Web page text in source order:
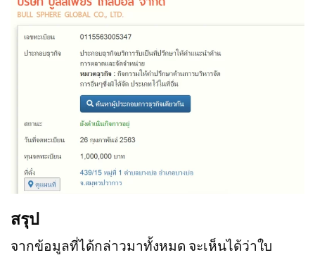
สรุป
จากข้อมูลที่ได้กล่าวมาทั้งหมด จะเห็นได้ว่าใบ